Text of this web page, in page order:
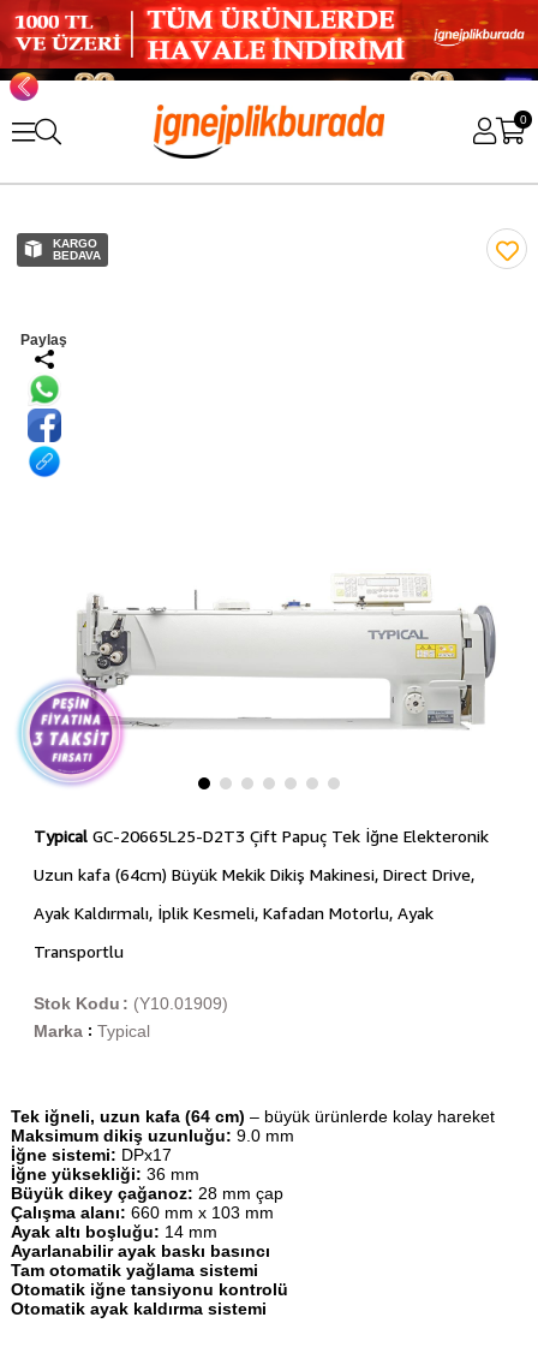
0
KARGO
BEDAVA
Paylaş
TypicalGC-20665L25-D2T3 Çift Papuç Tek İğne Elekteronik
Uzun kafa (64cm) Büyük Mekik Dikiş Makinesi, Direct Drive,
Ayak Kaldırmalı, İplik Kesmeli, Kafadan Motorlu, Ayak
Transportlu
(Y10.01909)
Stok Kodu
Marka : Typical
Tek iğneli, uzun kafa (64 cm) – büyük ürünlerde kolay hareket
Maksimum dikiş uzunluğu: 9.0 mm
İğne sistemi: DPx17
İğne yüksekliği: 36 mm
Büyük dikey çağanoz: 28 mm çap
Çalışma alanı: 660 mm x 103 mm
Ayak altı boşluğu: 14 mm
Ayarlanabilir ayak baskı basıncı
Tam otomatik yağlama sistemi
Otomatik iğne tansiyonu kontrolü
Otomatik ayak kaldırma sistemi